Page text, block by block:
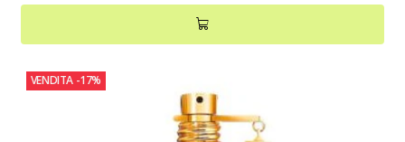
VENDITA -17%